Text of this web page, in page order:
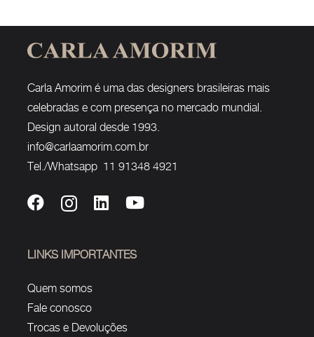
Carla Amorim é uma das designers brasileiras mais
celebradas e com presença no mercado mundial.
Design autoral desde 1993.
info@carlaamorim.com.br
Tel./Whatsapp 11 91348 4921
LINKS IMPORTANTES
Quem somos
Fale conosco
Trocas e Devoluções